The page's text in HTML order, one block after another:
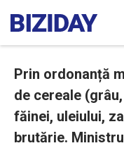
Prin ordonanță
de cereale
făinei, uleiului,
brutărie.